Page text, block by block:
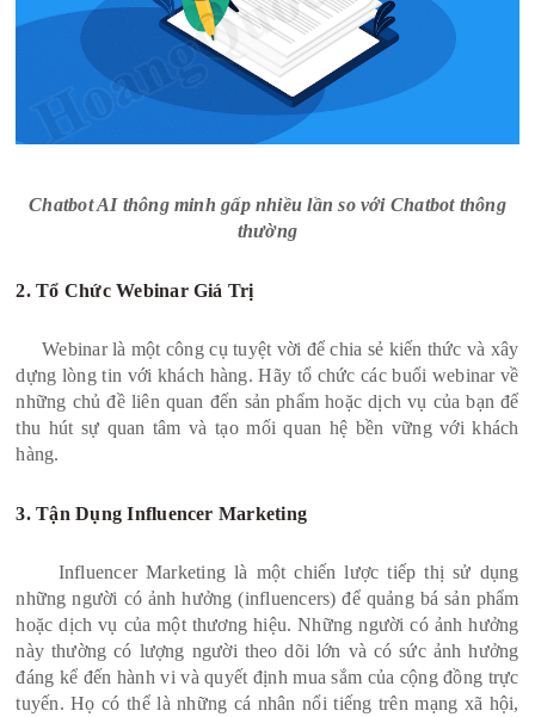
Chatbot AI thông minh gấp nhiều lần so với Chatbot thông
thường
2. Tổ Chức Webinar Giá Trị
Webinar là một công cụ tuyệt vời để chia sẻ kiến thức và xây
dựng lòng tin với khách hàng. Hãy tổ chức các buổi webinar về
những chủ đề liên quan đến sản phẩm hoặc dịch vụ của bạn để
thu hút sự quan tâm và tạo mối quan hệ bền vững với khách
hàng.
3. Tận Dụng Influencer Marketing
Influencer Marketing là một chiến lược tiếp thị sử dụng
những người có ảnh hưởng (influencers) để quảng bá sản phẩm
hoặc dịch vụ của một thương hiệu. Những người có ảnh hưởng
này thường có lượng người theo dõi lớn và có sức ảnh hưởng
đáng kể đến hành vi và quyết định mua sắm của cộng đồng trực
tuyến. Họ có thể là những cá nhân nổi tiếng trên mạng xã hội,